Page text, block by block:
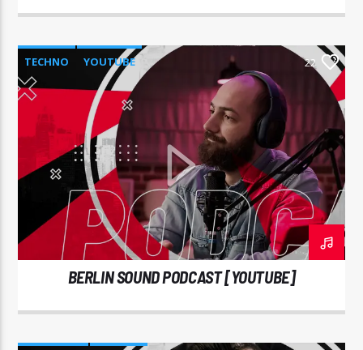
TECHNO YOUTUBE 22
BERLIN SOUND PODCAST [YOUTUBE]